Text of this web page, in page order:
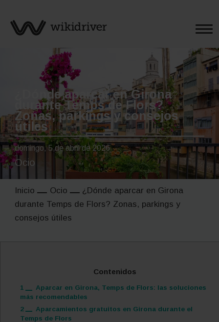
¿Dónde aparcar en Girona
durante Temps de Flors?
Zonas, parkings y consejos
útiles
domingo, 5 de abril de 2026
Ocio
Inicio Ocio
¿Dónde aparcar en Girona
durante Temps de Flors? Zonas, parkings y
consejos útiles
Contenidos
1
Aparcar en Girona, Temps de Flors: las soluciones
más recomendables
2
Aparcamientos gratuitos en Girona durante el
Temps de Flors